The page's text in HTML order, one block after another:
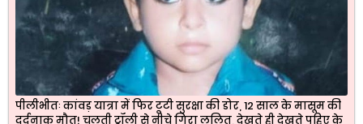
पीलीभीतः कांवड़ यात्रा में फिर टूटी सुरक्षा की डोर, 12 साल के मासूम की
दर्दनाक मौत! चलती ट्रॉली से नीचे गिरा ललित, देखते ही देखते पहिए के